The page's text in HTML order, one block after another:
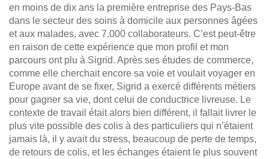
en moins de dix ans la première entreprise des Pays-Bas
dans le secteur des soins à domicile aux personnes âgées
et aux malades, avec 7.000 collaborateurs. C’est peut-être
en raison de cette expérience que mon profil et mon
parcours ont plu à Sigrid. Après ses études de commerce,
comme elle cherchait encore sa voie et voulait voyager en
Europe avant de se fixer, Sigrid a exercé différents métiers
pour gagner sa vie, dont celui de conductrice livreuse. Le
contexte de travail était alors bien différent, il fallait livrer le
plus vite possible des colis à des particuliers qui n’étaient
jamais là, il y avait du stress, beaucoup de perte de temps,
de retours de colis, et les échanges étaient le plus souvent